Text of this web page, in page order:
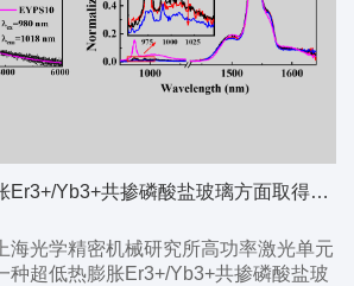
上海光机所在低膨胀Er3+/Yb3+共掺磷酸盐玻璃方面取得进展
海光学精密机械研究所高功率激光单元
种超低热膨胀Er3+/Yb3+共掺磷酸盐玻